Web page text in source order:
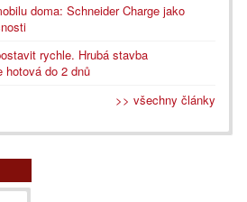
doma: Schneider Charge jako
rychle. Hrubá stavba
hotová do 2 dnů
>> všechny články